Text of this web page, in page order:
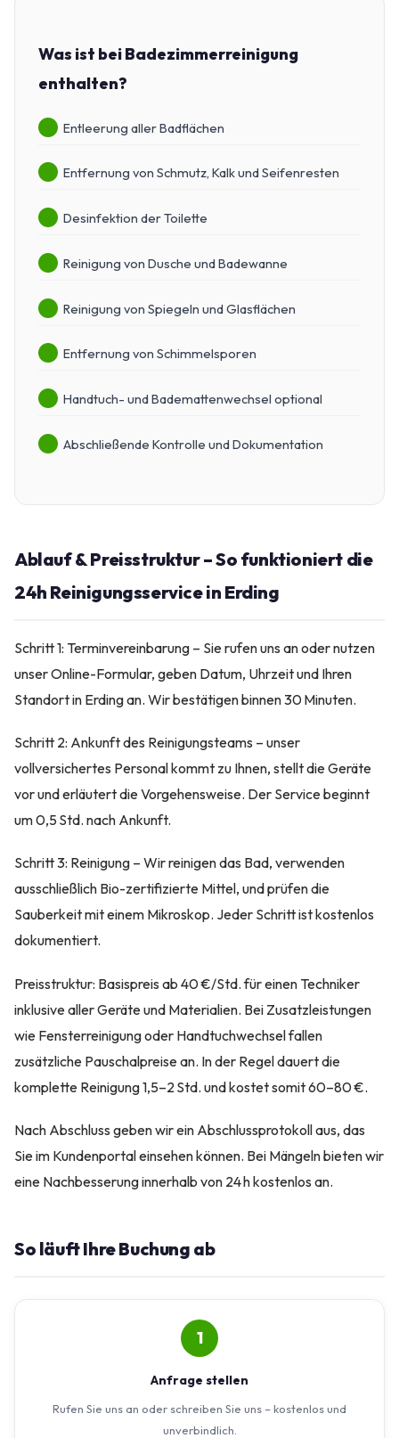
Was ist bei Badezimmerreinigung
enthalten?
Entleerung aller Badflächen
Entfernung von Schmutz, Kalk und Seifenresten
Desinfektion der Toilette
Reinigung von Dusche und Badewanne
Reinigung von Spiegeln und Glasflächen
Entfernung von Schimmelsporen
Handtuch- und Bademattenwechsel optional
Abschließende Kontrolle und Dokumentation
Ablauf & Preisstruktur – So funktioniert die
24h Reinigungsservice in Erding
Schritt 1: Terminvereinbarung – Sie rufen uns an oder nutzen
unser Online-Formular, geben Datum, Uhrzeit und Ihren
Standort in Erding an. Wir bestätigen binnen 30 Minuten.
Schritt 2: Ankunft des Reinigungsteams – unser
vollversichertes Personal kommt zu Ihnen, stellt die Geräte
vor und erläutert die Vorgehensweise. Der Service beginnt
um 0,5 Std. nach Ankunft.
Schritt 3: Reinigung – Wir reinigen das Bad, verwenden
ausschließlich Bio-zertifizierte Mittel, und prüfen die
Sauberkeit mit einem Mikroskop. Jeder Schritt ist kostenlos
dokumentiert.
Preisstruktur: Basispreis ab 40 €/Std. für einen Techniker
inklusive aller Geräte und Materialien. Bei Zusatzleistungen
wie Fensterreinigung oder Handtuchwechsel fallen
zusätzliche Pauschalpreise an. In der Regel dauert die
komplette Reinigung 1,5–2 Std. und kostet somit 60–80 €.
Nach Abschluss geben wir ein Abschlussprotokoll aus, das
Sie im Kundenportal einsehen können. Bei Mängeln bieten wir
eine Nachbesserung innerhalb von 24 h kostenlos an.
So läuft Ihre Buchung ab
1
Anfrage stellen
Rufen Sie uns an oder schreiben Sie uns – kostenlos und
unverbindlich.